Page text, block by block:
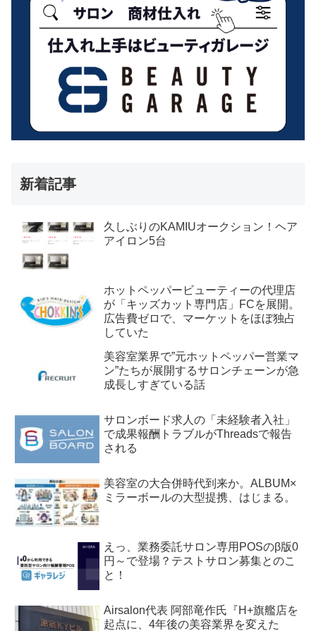
新着記事
久しぶりのKAMIUオークション！ヘア
アイロン5台
ホットペッパービューティーの代理店
が「キッズカット専門店」FCを展開。
広告費ゼロで、マーケットをほぼ独占
していた
美容室業界で”元ホットペッパー営業マ
ン”たちが展開するサロンチェーンが急
成長しすぎている話
サロンボード求人の「未経験者入社」
で成果報酬トラブルがThreadsで報告
される
美容室の大合併時代到来か。ALBUM×
ミラーボールの大型提携、はじまる。
えっ、業務委託サロン専用POSのβ版0
円～で登場？テストサロン募集とのこ
と！
Airsalon代表 阿部竜作氏『H+旗艦店を
起点に、4年後の美容業界を変えた